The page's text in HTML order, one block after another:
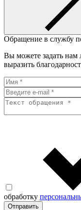
Обращение в службу
Вы можете задать
выразить
обработку
Отправить